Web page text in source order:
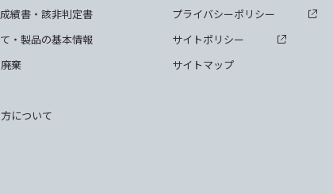
績書・該非判定書
・製品の基本情報
棄
について
プライバシーポリシー
サイトポリシー
サイトマップ